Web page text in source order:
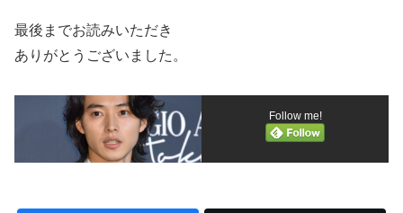
最後までお読みいただき
ありがとうございました。
Follow me!